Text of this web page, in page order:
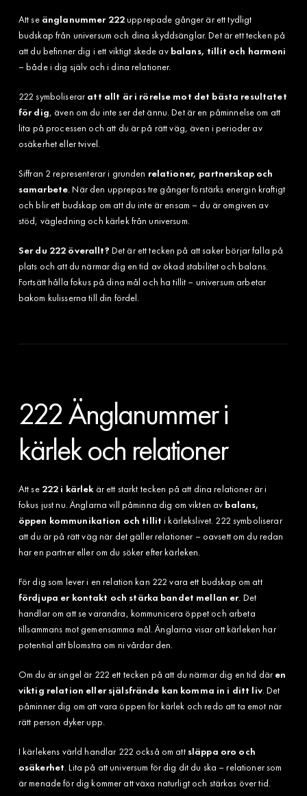
Att se änglanummer 222upprepade gånger är ett tydligt
budskap från universum och dina skyddsänglar. Det är ett tecken på
att du befinner dig i ett viktigt skede av balans, tillit och harmoni
– både i dig själv och i dina relationer.
222 symboliserar att allt är i rörelse mot det bästa resultatet
för dig, även om du inte ser det ännu. Det är en påminnelse om att
lita på processen och att du är på rätt väg, även i perioder av
osäkerhet eller tvivel.
Siffran 2 representerar i grunden relationer, partnerskap och
samarbete. När den upprepas tre gånger förstärks energin kraftigt
och blir ett budskap om att du inte är ensam – du är omgiven av
stöd, vägledning och kärlek från universum.
Ser du 222 överallt? Det är ett tecken på att saker börjar falla på
plats och att du närmar dig en tid av ökad stabilitet och balans.
Fortsätt hålla fokus på dina mål och ha tillit – universum arbetar
bakom kulisserna till din fördel.
222 Änglanummer i
kärlek och relationer
Att se 222 i kärlekär ett starkt tecken på att dina relationer är i
fokus just nu. Änglarna vill påminna dig om vikten av balans,
öppen kommunikation och tillit i kärlekslivet. 222 symboliserar
att du är på rätt väg när det gäller relationer – oavsett om du redan
har en partner eller om du söker efter kärleken.
För dig som lever i en relation kan 222 vara ett budskap om att
fördjupa er kontakt och stärka bandet mellan er. Det
handlar om att se varandra, kommunicera öppet och arbeta
tillsammans mot gemensamma mål. Änglarna visar att kärleken har
potential att blomstra om ni vårdar den.
Om du är singel är 222 ett tecken på att du närmar dig en tid där en
viktig relation eller själsfrände kan komma in i ditt liv. Det
påminner dig om att vara öppen för kärlek och redo att ta emot när
rätt person dyker upp.
I kärlekens värld handlar 222 också om attsläppa oro och
osäkerhet. Lita på att universum för dig dit du ska – relationer som
är menade för dig kommer att växa naturligt och stärkas över tid.